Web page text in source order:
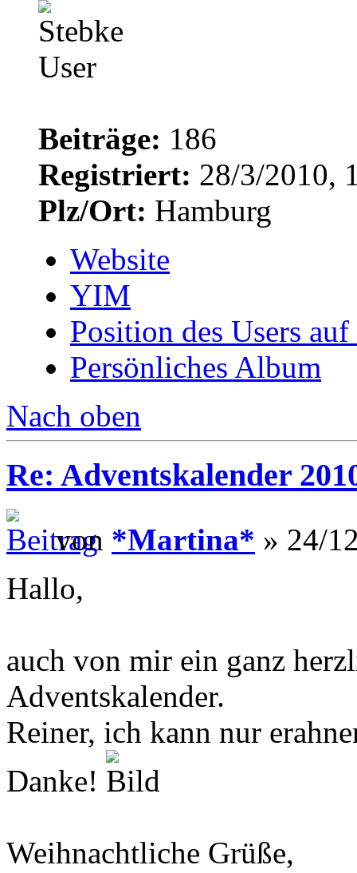
Beiträge: 186
Registriert: 28/3/2010,
Plz/Ort: Hamburg
Website
YIM
Position des Users
Persönliches Album
Nach oben
Re: Adventskalender
von *Martina* » 24/
Hallo,
auch von mir ein ganz
Adventskalender.
Reiner, ich kann nur
Danke!
Weihnachtliche Grüße,